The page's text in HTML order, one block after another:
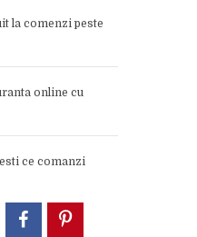
la comenzi peste
online cu
ce comanzi